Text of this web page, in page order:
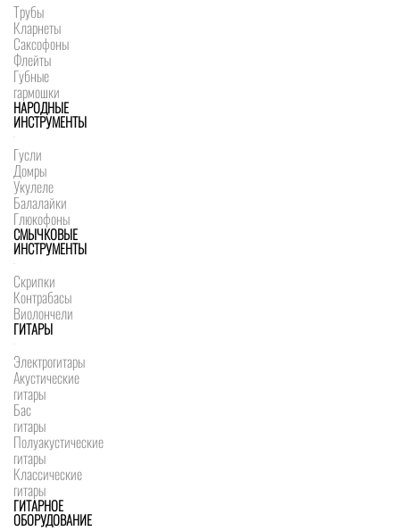
Трубы
Кларнеты
Саксофоны
Флейты
Губные
гармошки
НАРОДНЫЕ
ИНСТРУМЕНТЫ
Гусли
Домры
Укулеле
Балалайки
Глюкофоны
СМЫЧКОВЫЕ
ИНСТРУМЕНТЫ
Скрипки
Контрабасы
Виолончели
ГИТАРЫ
Электрогитары
Акустические
гитары
Бас
гитары
Полуакустические
гитары
Классические
гитары
ГИТАРНОЕ
ОБОРУДОВАНИЕ